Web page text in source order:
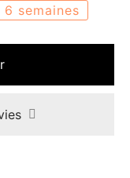
semaines